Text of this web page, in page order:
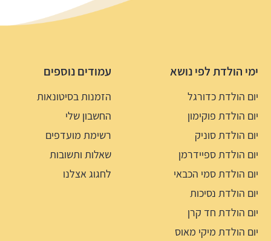
ימי הולדת לפי נושא
יום הולדת כדורגל
יום הולדת פוקימון
יום הולדת סוניק
יום הולדת ספיידרמן
יום הולדת סמי הכבאי
יום הולדת נסיכות
יום הולדת חד קרן
יום הולדת מיקי מאוס
עמודים נוספים
הזמנות בסיטונאות
החשבון שלי
רשימת מועדפים
שאלות ותשובות
לחגוג אצלנו